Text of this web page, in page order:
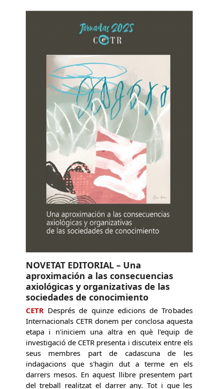
NOVETAT EDITORIAL – Una
aproximación a las consecuencias
axiológicas y organizativas de las
sociedades de conocimiento
CETR Després de quinze edicions de Trobades
Internacionals CETR donem per conclosa aquesta
etapa i n'iniciem una altra en què l'equip de
investigació de CETR presenta i discuteix entre els
seus membres part de cadascuna de les
indagacions que s'hagin dut a terme en els
darrers mesos. En aquest llibre presentem part
del treball realitzat el darrer any. Tot i que les